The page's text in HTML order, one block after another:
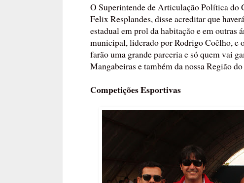
O Superintende de Articulação Política do
Felix Resplandes, disse acreditar que
estadual em prol da habitação e em outras
municipal, liderado por Rodrigo Coêlho, e
farão uma grande parceria e só quem vai
Mangabeiras e também da nossa Região
Competições Esportivas